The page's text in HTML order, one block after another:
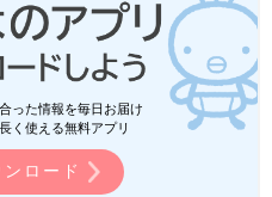
った情報を毎日お届け
く使える無料アプリ
ロード